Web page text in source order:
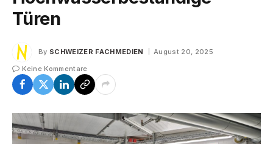
Türen
By SCHWEIZER FACHMEDIEN
August 20, 2025
Keine Kommentare